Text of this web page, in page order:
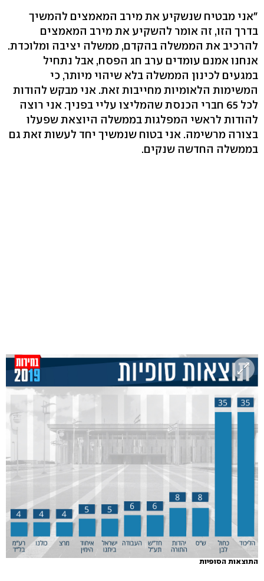
"אני מבטיח שנשקיע את מירב המאמצים להמשיך
בדרך הזו, זה אומר להשקיע את מירב המאמצים
להרכיב את הממשלה בהקדם, ממשלה יציבה ומלוכדת.
אנחנו אמנם עומדים ערב חג הפסח, אבל נתחיל
במגעים לכינון הממשלה בלא שיהוי מיותר, כי
המשימות הלאומיות מחייבות זאת. אני מבקש להודות
לכל 65 חברי הכנסת שהמליצו עליי בפניך. אני רוצה
להודות לראשי המפלגות בממשלה היוצאת שפעלו
בצורה מרשימה. אני בטוח שנמשיך יחד לעשות זאת גם
בממשלה החדשה שנקים.
התוצאות הסופיות